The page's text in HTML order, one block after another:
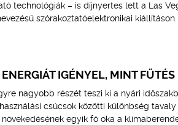
technológiák – is díjnyertes lett a Las
szórakoztatóelektronikai kiállításon.
IGÉNYEL, MINT FŰTÉS
nagyobb részét teszi ki a nyári
csúcsok közötti különbség tavaly
egyik fő oka a